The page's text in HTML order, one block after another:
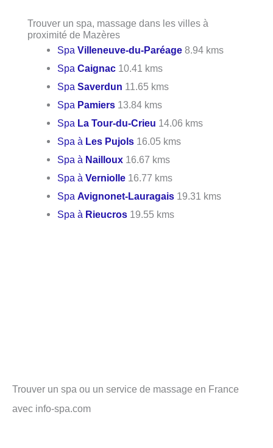
Trouver un spa, massage dans les villes à
proximité de Mazères
SpaVilleneuve-du-Paréage 8.94 kms
SpaCaignac 10.41 kms
SpaSaverdun 11.65 kms
Spa Pamiers 13.84 kms
Spa La Tour-du-Crieu 14.06 kms
Spa à Les Pujols 16.05 kms
Spa à Nailloux 16.67 kms
Spa àVerniolle 16.77 kms
SpaAvignonet-Lauragais 19.31 kms
Spa à Rieucros 19.55 kms
Trouver un spa ou un service de massage en France
avec info-spa.com